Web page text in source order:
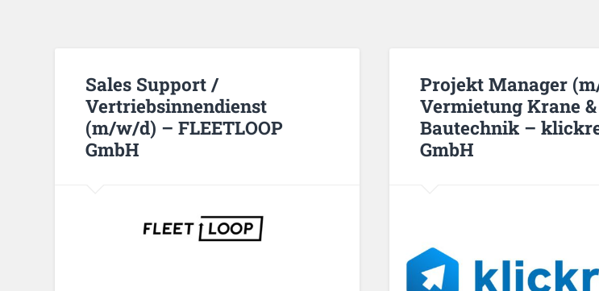
Sales Support /
Vertriebsinnendienst
(m/w/d) – FLEETLOOP
GmbH
Projekt Manager
Vermietung Krane &
Bautechnik –
GmbH